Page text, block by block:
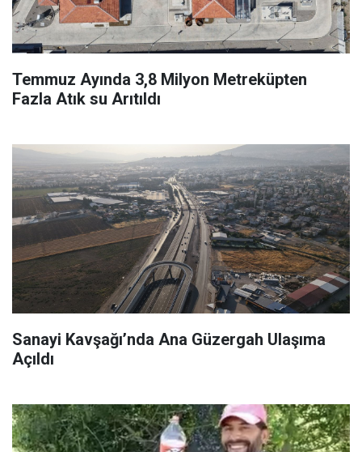
Temmuz Ayında 3,8 Milyon Metreküpten
Fazla Atık su Arıtıldı
Sanayi Kavşağı’nda Ana Güzergah Ulaşıma
Açıldı